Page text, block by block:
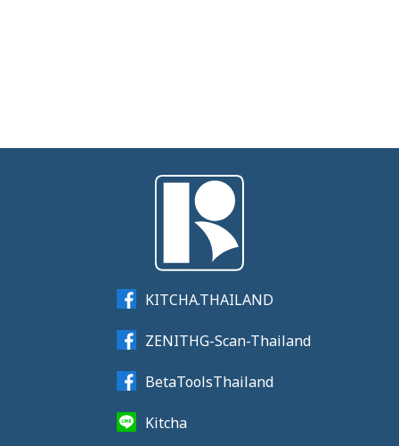
KITCHA.THAILAND
ZENITHG-Scan-Thailand
BetaToolsThailand
Kitcha